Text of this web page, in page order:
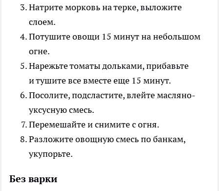
Натрите морковь на терке, выложите
слоем.
Потушите овощи 15 минут на небольшом
огне.
Нарежьте томаты дольками, прибавьте
и тушите все вместе еще 15 минут.
Посолите, подсластите, влейте масляно-
уксусную смесь.
Перемешайте и снимите с огня.
Разложите овощную смесь по банкам,
укупорьте.
Без варки